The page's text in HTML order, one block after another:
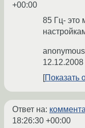
+00:00
85 Гц- это
anonymous
Показать
Ответ на:
18:26:30 +00:00